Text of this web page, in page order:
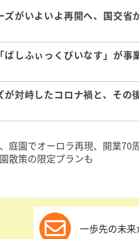
ズがいよいよ再開へ、国交
ぱしふぃっくびいなす」が
が対峙したコロナ禍と、そ
庭園でオーロラ再現、開業70
散策の限定プランも
一歩先の未